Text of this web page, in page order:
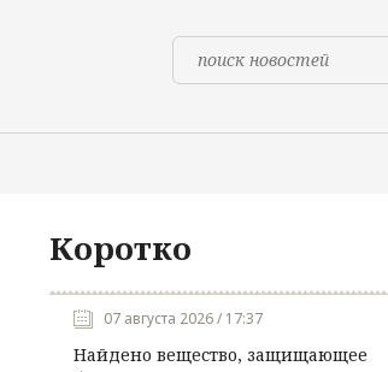
Коротко
07 августа 2026 / 17:37
Найдено вещество, защищающее